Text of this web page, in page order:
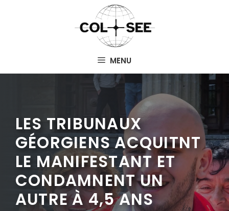
MENU
LES TRIBUNAUX
GÉORGIENS ACQUITNT
LE MANIFESTANT ET
CONDAMNENT UN
AUTRE À 4,5 ANS